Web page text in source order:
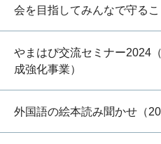
会を目指してみんなで守る
やまはぴ交流セミナー2024
成強化事業）
外国語の絵本読み聞かせ（